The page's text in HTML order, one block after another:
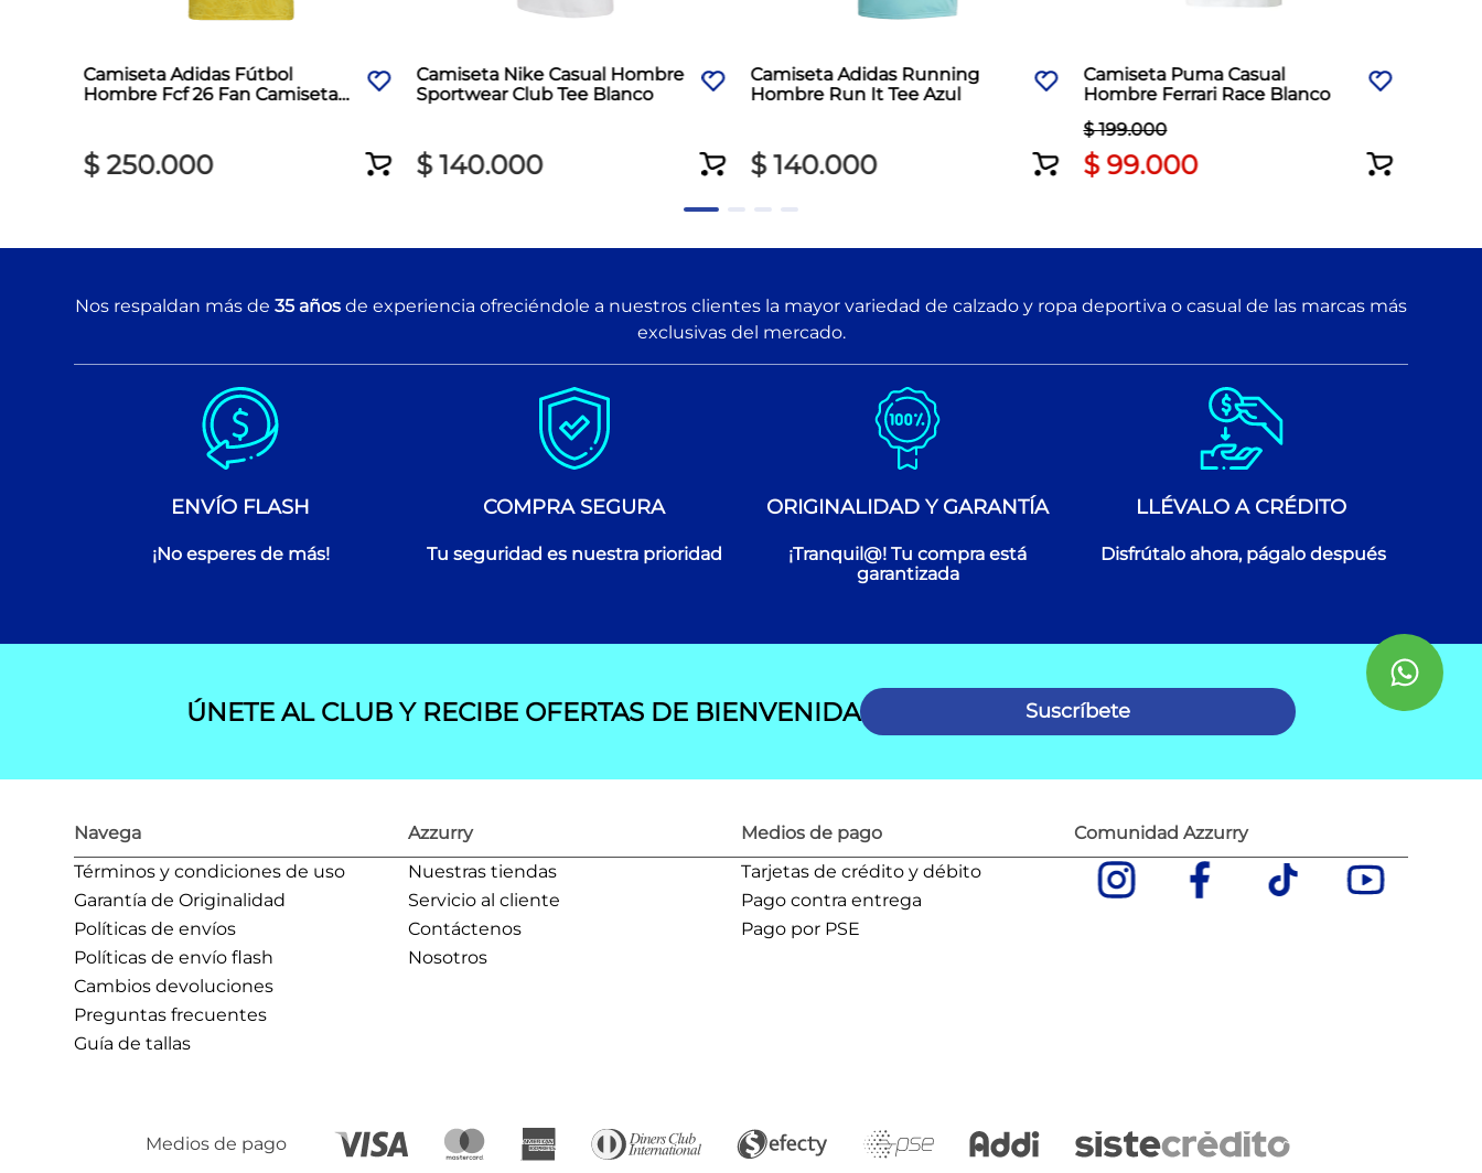
Camiseta Adidas Fútbol
Hombre Fcf 26 Fan Camiseta
$ 250.000
Camiseta Nike Casual Hombre
Sportwear Club Tee Blanco
$ 140.000
Camiseta Adidas Running
Hombre Run It Tee Azul
$ 140.000
Camiseta Puma Casual
Hombre Ferrari Race Blanco
$ 199.000
$ 99.000
Nos respaldan más de 35 años de experiencia ofreciéndole a nuestros clientes la mayor variedad de calzado y ropa deportiva o casual de las marcas más
exclusivas del mercado.
ENVÍO FLASH
¡No esperes de más!
COMPRA SEGURA
Tu seguridad es nuestra prioridad
ORIGINALIDAD Y GARANTÍA
¡Tranquil@! Tu compra está
garantizada
LLÉVALO A CRÉDITO
Disfrútalo ahora, págalo después
ÚNETE AL CLUB Y RECIBE OFERTAS DE BIENVENIDA Suscríbete
Navega
Términos y condiciones de uso
Garantía de Originalidad
Políticas de envíos
Políticas de envío flash
Cambios devoluciones
Preguntas frecuentes
Guía de tallas
Azzurry
Nuestras tiendas
Servicio al cliente
Contáctenos
Nosotros
Medios de pago
Tarjetas de crédito y débito
Pago contra entrega
Pago por PSE
Comunidad Azzurry
Medios de pago